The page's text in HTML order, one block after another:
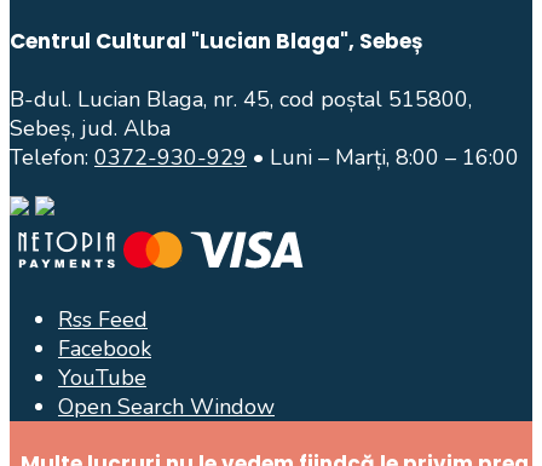
Centrul Cultural "Lucian Blaga", Sebeș
B-dul. Lucian Blaga, nr. 45, cod poștal 515800,
Sebeș, jud. Alba
Telefon: 0372-930-929 • Luni – Marți, 8:00 – 16:00
Rss Feed
Facebook
YouTube
Open Search Window